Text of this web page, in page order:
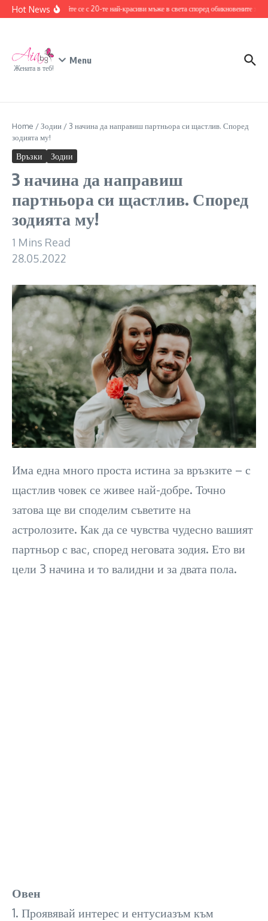
Skip to content
Hot NewsЗапознайте се с 20-те най-красиви мъже в света според обикновените хора
Жената в теб!
Menu
Home /Зодии / 3 начина да направиш партньора си щастлив. Според
зодията му!
Връзки Зодии
3 начина да направиш
партньора си щастлив. Според
зодията му!
1 Mins Read
28.05.2022
Има една много проста истина за връзките – с
щастлив човек се живее най-добре. Точно
затова ще ви споделим съветите на
астролозите. Как да се чувства чудесно вашият
партньор с вас, според неговата зодия. Ето ви
цели 3 начина и то валидни и за двата пола.
Овен
1. Проявявай интерес и ентусиазъм към